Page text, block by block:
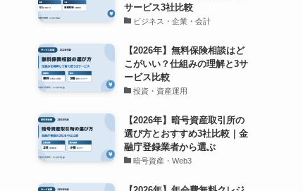
サービス3社比較
ビジネス・企業・会計
【2026年】無料保険相談はど
こがいい？仕組みの理解と3サ
ービス比較
投資・資産運用
【2026年】暗号資産取引所の
選び方とおすすめ3社比較｜金
融庁登録業者から選ぶ
暗号資産・Web3